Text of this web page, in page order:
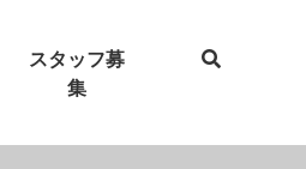
スタッフ募
集